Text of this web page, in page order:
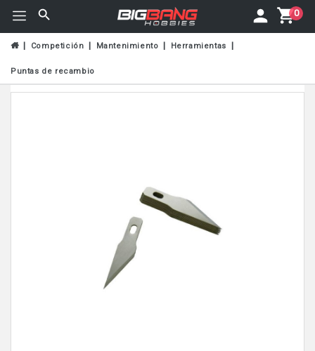
0
Competición Mantenimiento Herramientas
Puntas de recambio